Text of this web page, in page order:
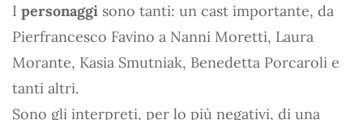
I personaggi sono tanti: un cast importante, da
Pierfrancesco Favino a Nanni Moretti, Laura
Morante, Kasia Smutniak, Benedetta Porcaroli e
tanti altri.
Sono gli interpreti, per lo più negativi, di una